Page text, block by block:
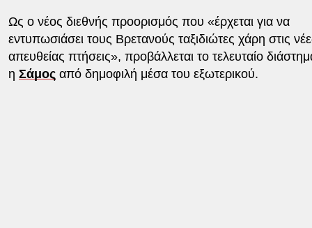
Ως ο νέος διεθνής προορισμός που «έρχεται για να
εντυπωσιάσει τους Βρετανούς ταξιδιώτες χάρη στις
απευθείας πτήσεις», προβάλλεται το τελευταίο
η Σάμοςαπό δημοφιλή μέσα του εξωτερικού.